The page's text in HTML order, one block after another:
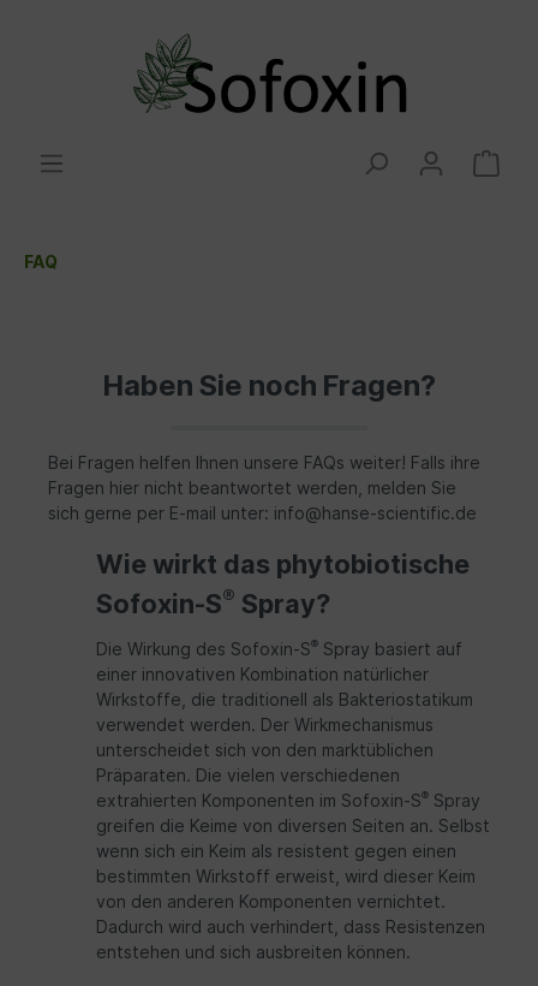
FAQ
Haben Sie noch Fragen?
Bei Fragen helfen Ihnen unsere FAQs weiter! Falls ihre
Fragen hier nicht beantwortet werden, melden Sie
sich gerne per E-mail unter: info@hanse-scientific.de
Wie wirkt das phytobiotische
Sofoxin-S® Spray?
Die Wirkung des Sofoxin-S® Spray basiert auf
einer innovativen Kombination natürlicher
Wirkstoffe, die traditionell als Bakteriostatikum
verwendet werden. Der Wirkmechanismus
unterscheidet sich von den marktüblichen
Präparaten. Die vielen verschiedenen
extrahierten Komponenten im Sofoxin-S® Spray
greifen die Keime von diversen Seiten an. Selbst
wenn sich ein Keim als resistent gegen einen
bestimmten Wirkstoff erweist, wird dieser Keim
von den anderen Komponenten vernichtet.
Dadurch wird auch verhindert, dass Resistenzen
entstehen und sich ausbreiten können.